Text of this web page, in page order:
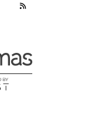
Google Discover